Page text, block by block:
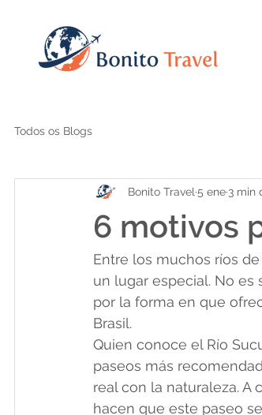
Todos os Blogs
6 motivos
Bonito Travel 5 ene 3 min
Entre los muchos ríos
un lugar especial. No es
por la forma en que
Brasil.
Quien conoce el Río
paseos más
real con la naturaleza.
hacen que este paseo